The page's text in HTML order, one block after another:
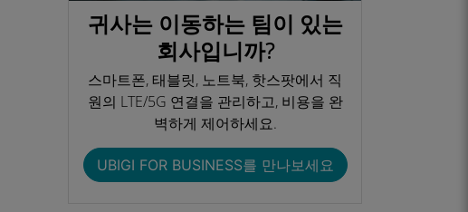
귀사는 이동하는 팀이 있는
회사입니까?
스마트폰, 태블릿, 노트북, 핫스팟에서 직
원의 LTE/5G 연결을 관리하고, 비용을 완
벽하게 제어하세요.
UBIGI FOR BUSINESS를 만나보세요